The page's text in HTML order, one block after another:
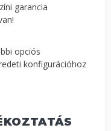
garancia
opciós
konfigurációhoz